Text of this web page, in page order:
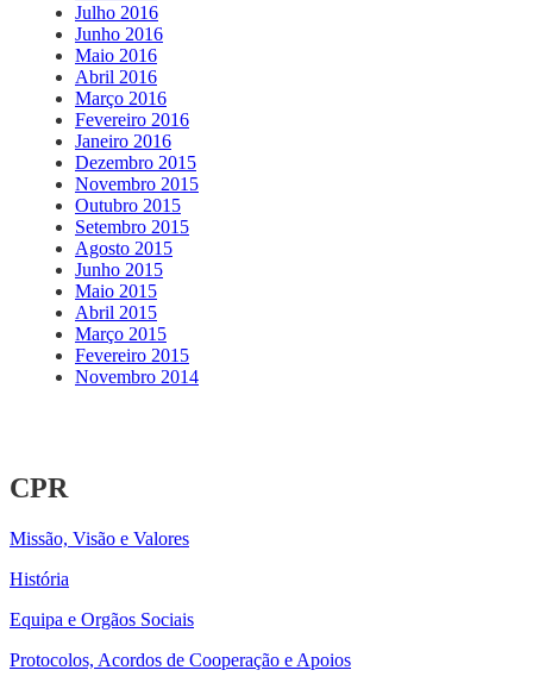
Julho 2016
Junho 2016
Maio 2016
Abril 2016
Março 2016
Fevereiro 2016
Janeiro 2016
Dezembro 2015
Novembro 2015
Outubro 2015
Setembro 2015
Agosto 2015
Junho 2015
Maio 2015
Abril 2015
Março 2015
Fevereiro 2015
Novembro 2014
CPR
Missão, Visão e Valores
História
Equipa e Orgãos Sociais
Protocolos, Acordos de Cooperação e Apoios